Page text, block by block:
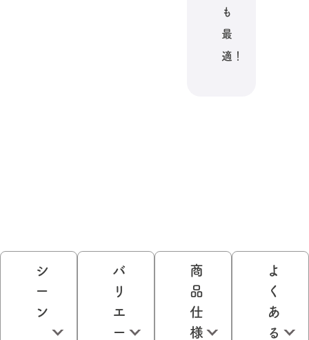
も
最
適！
シ
ー
ン
バ
リ
エ
ー
商
品
仕
様
よ
く
あ
る